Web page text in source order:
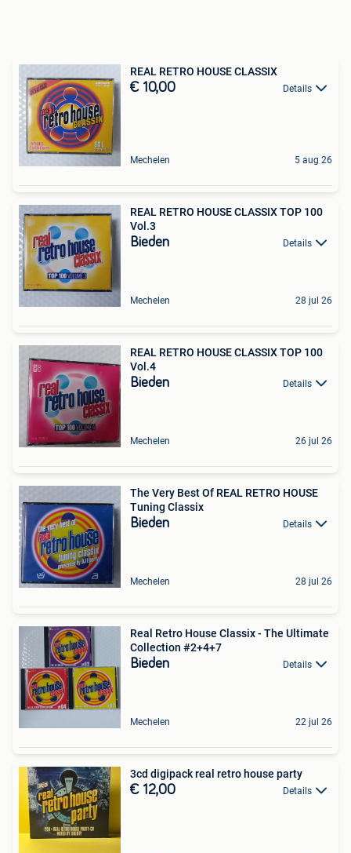
REAL RETRO HOUSE CLASSIX
€ 10,00 Details
Mechelen 5 aug 26
REAL RETRO HOUSE CLASSIX TOP 100
Vol.3
Bieden Details
Mechelen 28 jul 26
REAL RETRO HOUSE CLASSIX TOP 100
Vol.4
Bieden Details
Mechelen 26 jul 26
The Very Best Of REAL RETRO HOUSE
Tuning Classix
Bieden Details
Mechelen 28 jul 26
Real Retro House Classix - The Ultimate
Collection #2+4+7
Bieden Details
Mechelen 22 jul 26
3cd digipack real retro house party
€ 12,00 Details